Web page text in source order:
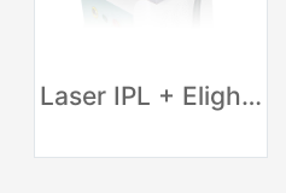
Laser IPL + Elight SHR Laser IPL Depilação rápida